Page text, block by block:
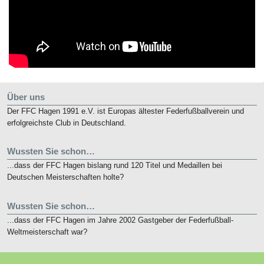
Über uns
Der FFC Hagen 1991 e.V. ist Europas ältester Federfußballverein und
erfolgreichste Club in Deutschland.
Wussten Sie schon…
...dass der FFC Hagen bislang rund 120 Titel und Medaillen bei
Deutschen Meisterschaften holte?
Wussten Sie schon…
...dass der FFC Hagen im Jahre 2002 Gastgeber der Federfußball-
Weltmeisterschaft war?